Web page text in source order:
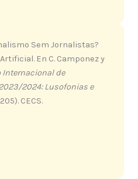
Sem Jornalistas?
En C. Camponez y
Internacional de
2024: Lusofonias e
CECS.